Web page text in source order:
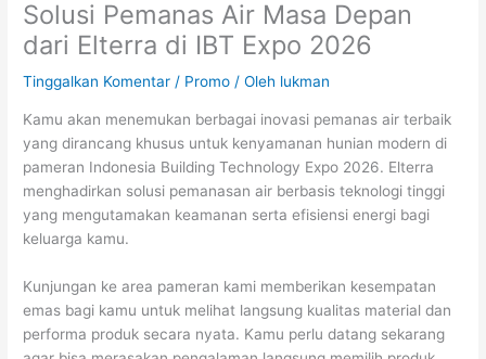
Solusi Pemanas Air Masa Depan
dari Elterra di IBT Expo 2026
Tinggalkan Komentar / Promo / Oleh lukman
Kamu akan menemukan berbagai inovasi pemanas air terbaik
yang dirancang khusus untuk kenyamanan hunian modern di
pameran Indonesia Building Technology Expo 2026. Elterra
menghadirkan solusi pemanasan air berbasis teknologi tinggi
yang mengutamakan keamanan serta efisiensi energi bagi
keluarga kamu.
Kunjungan ke area pameran kami memberikan kesempatan
emas bagi kamu untuk melihat langsung kualitas material dan
performa produk secara nyata. Kamu perlu datang sekarang